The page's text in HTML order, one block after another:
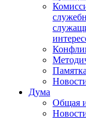
Дума
Общая